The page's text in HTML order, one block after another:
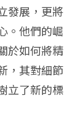
發展，更將
。他們的崛
於如何將精
，其對細節
立了新的標